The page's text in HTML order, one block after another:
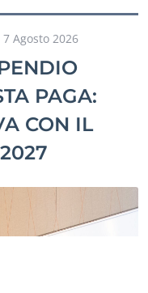
7 Agosto 2026
PAGA:
CON IL